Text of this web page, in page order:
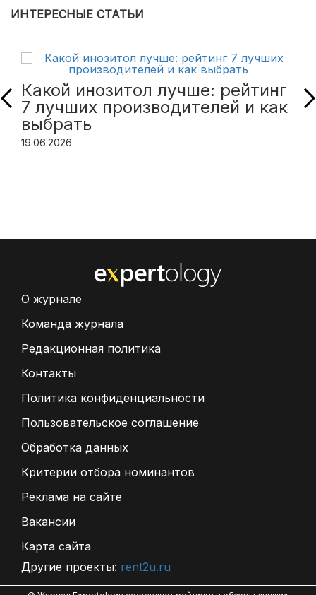
ИНТЕРЕСНЫЕ СТАТЬИ
Какой инозитол лучше: рейтинг
7 лучших производителей и как
выбрать
19.06.2026
О журнале
Команда журнала
Редакционная политика
Контакты
Политика конфиденциальности
Пользовательское соглашение
Обработка данных
Критерии отбора номинантов
Реклама на сайте
Вакансии
Карта сайта
Другие проекты: rent2u.ru